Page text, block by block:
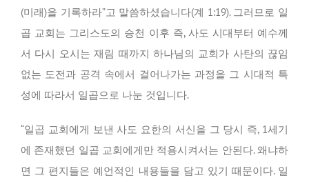
(미래)을 기록하라”고 말씀하셨습니다(계 1:19). 그러므로 일
곱 교회는 그리스도의 승천 이후 즉, 사도 시대부터 예수께
서 다시 오시는 재림 때까지 하나님의 교회가 사탄의 끊임
없는 도전과 공격 속에서 걸어나가는 과정을 그 시대적 특
성에 따라서 일곱으로 나눈 것입니다.
“일곱 교회에게 보낸 사도 요한의 서신을 그 당시 즉, 1세기
에 존재했던 일곱 교회에게만 적용시켜서는 안된다. 왜냐하
면 그 편지들은 예언적인 내용들을 담고 있기 때문이다. 일